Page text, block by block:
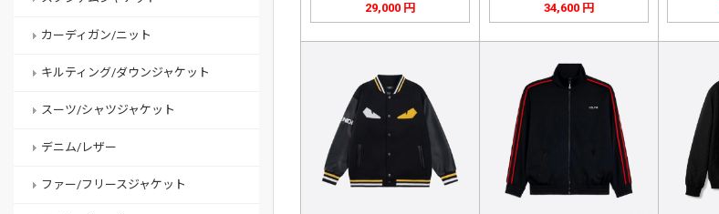
カーディガン/ニット
キルティング/ダウンジャケット
スーツ/シャツジャケット
デニム/レザー
ファー/フリースジャケット
29,000 円 34,600 円